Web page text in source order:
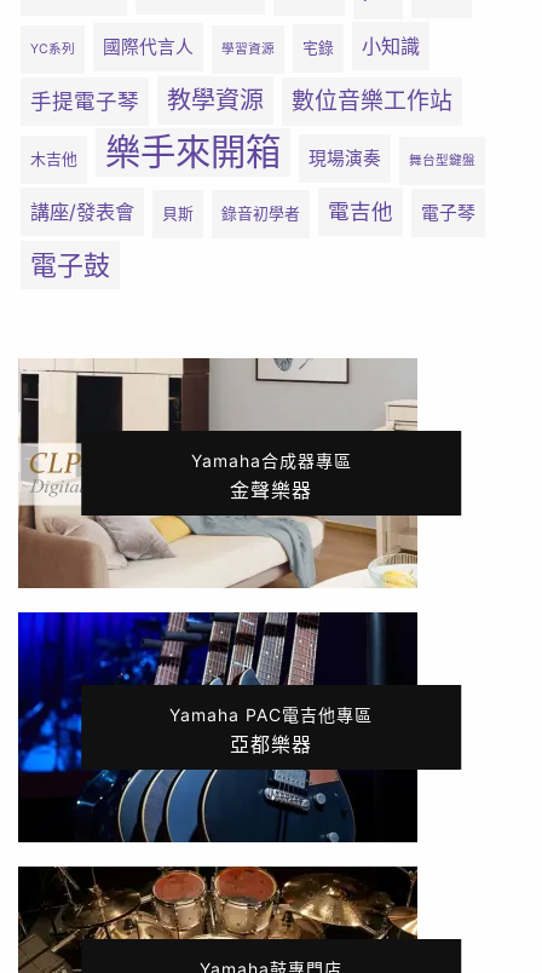
YC系列 國際代言人 學習資源 宅錄 小知識
手提電子琴 教學資源 數位音樂工作站
木吉他 樂手來開箱 現場演奏 舞台型鍵盤
講座/發表會 貝斯 錄音初學者 電吉他 電子琴
電子鼓
Yamaha合成器專區
金聲樂器
Yamaha PAC電吉他專區
亞都樂器
Yamaha鼓專門店